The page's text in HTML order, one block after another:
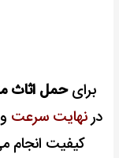
برایحمل اثاث
درنهایت سرعت
کیفیت انجام